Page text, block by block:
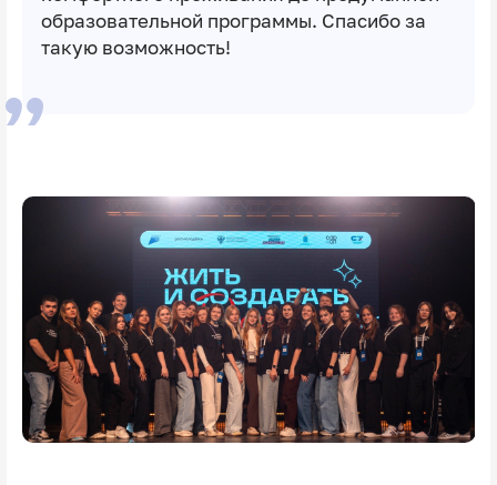
образовательной программы. Спасибо за
такую возможность!